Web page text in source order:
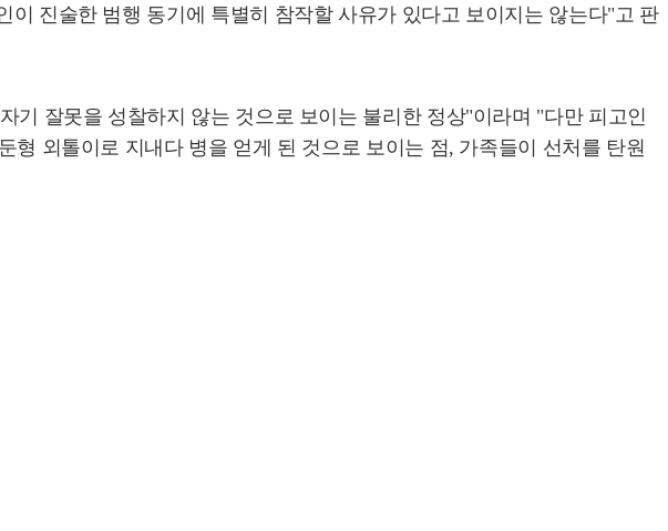
진술한 범행 동기에 특별히 참작할 사유가 있다고 보이지는 않는다"고 판
잘못을 성찰하지 않는 것으로 보이는 불리한 정상"이라며 "다만 피고인
외톨이로 지내다 병을 얻게 된 것으로 보이는 점, 가족들이 선처를 탄원